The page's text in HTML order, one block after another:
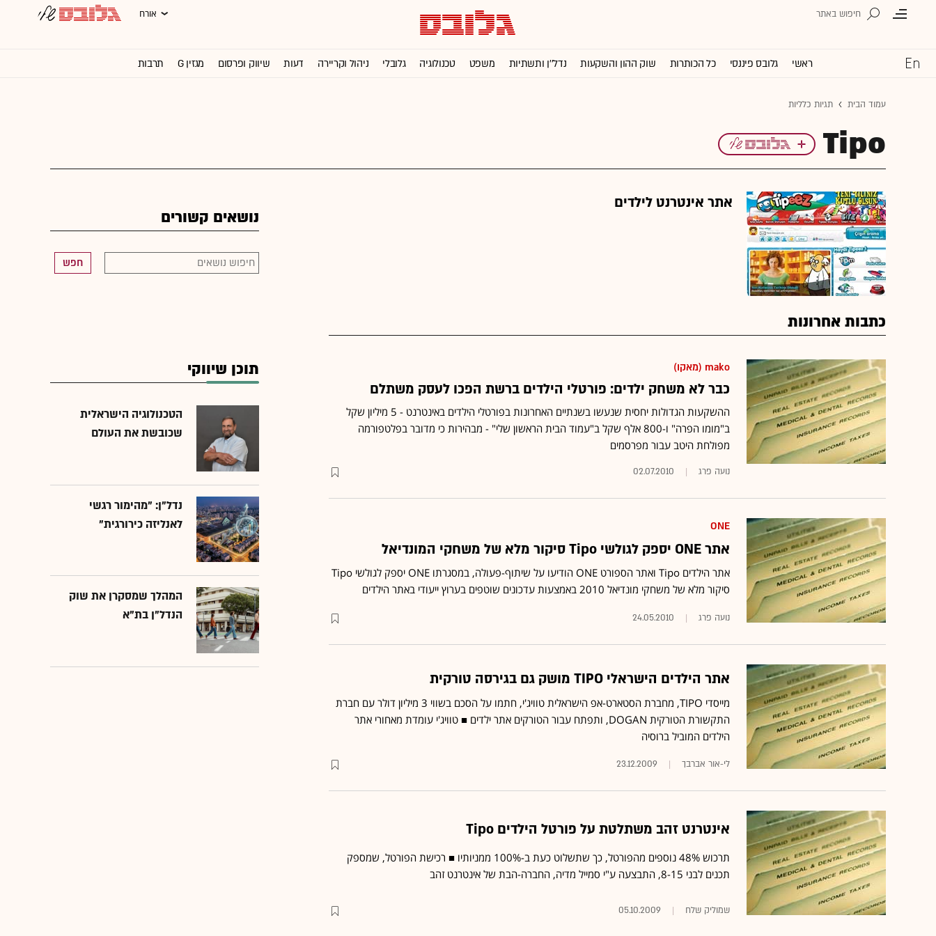
אורח
ראשי גלובס פיננסי כל הכותרות שוק ההון והשקעות נדל''ן ותשתיות משפט טכנולוגיה גלובלי ניהול וקריירה דעות שיווק ופרסום מגזין G תרבות
עמוד הבית תגיות כלליות
Tipo
אתר אינטרנט לילדים
כתבות אחרונות
mako (מאקו)
כבר לא משחק ילדים: פורטלי הילדים ברשת הפכו לעסק משתלם
ההשקעות הגדולות יחסית שנעשו בשנתיים האחרונות בפורטלי הילדים באינטרנט - 5 מיליון שקל
ב"מומו הפרה" ו-800 אלף שקל ב"עמוד הבית הראשון שלי" - מבהירות כי מדובר בפלטפורמה
מפולחת היטב עבור מפרסמים
נועה פרג 02.07.2010
ONE
אתר ONE יספק לגולשי Tipo סיקור מלא של משחקי המונדיאל
אתר הילדים Tipo ואתר הספורט ONE הודיעו על שיתוף-פעולה, במסגרתו ONE יספק לגולשי Tipo
סיקור מלא של משחקי מונדיאל 2010 באמצעות עדכונים שוטפים בערוץ ייעודי באתר הילדים
נועה פרג 24.05.2010
אתר הילדים הישראלי TIPO מושק גם בגירסה טורקית
מייסדי TIPO, מחברת הסטארט-אפ הישראלית טוויג'י, חתמו על הסכם בשווי 3 מיליון דולר עם חברת
התקשורת הטורקית DOGAN, ותפתח עבור הטורקים אתר ילדים ■ טוויג'י עומדת מאחורי אתר
הילדים המוביל ברוסיה
לי-אור אברבך 23.12.2009
אינטרנט זהב משתלטת על פורטל הילדים Tipo
תרכוש 48% נוספים מהפורטל, כך שתשלוט כעת ב-100% ממניותיו ■ רכישת הפורטל, שמספק
תכנים לבני 8-15, התבצעה ע"י סמייל מדיה, החברה-הבת של אינטרנט זהב
05.10.2009
נושאים קשורים
חפש
תוכן שיווקי
הטכנולוגיה הישראלית
שכובשת את העולם
נדל"ן: "מהימור רגשי
לאנליזה כירורגית"
המהלך שמסקרן את שוק
הנדל"ן בת"א